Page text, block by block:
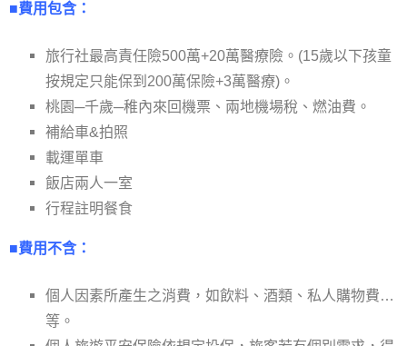
■費用包含：
旅行社最高責任險500萬+20萬醫療險。(15歲以下孩童
按規定只能保到200萬保險+3萬醫療)。
桃園─千歲─稚內來回機票、兩地機場稅、燃油費。
補給車&拍照
載運單車
飯店兩人一室
行程註明餐食
■費用不含：
個人因素所產生之消費，如飲料、酒類、私人購物費…
等。